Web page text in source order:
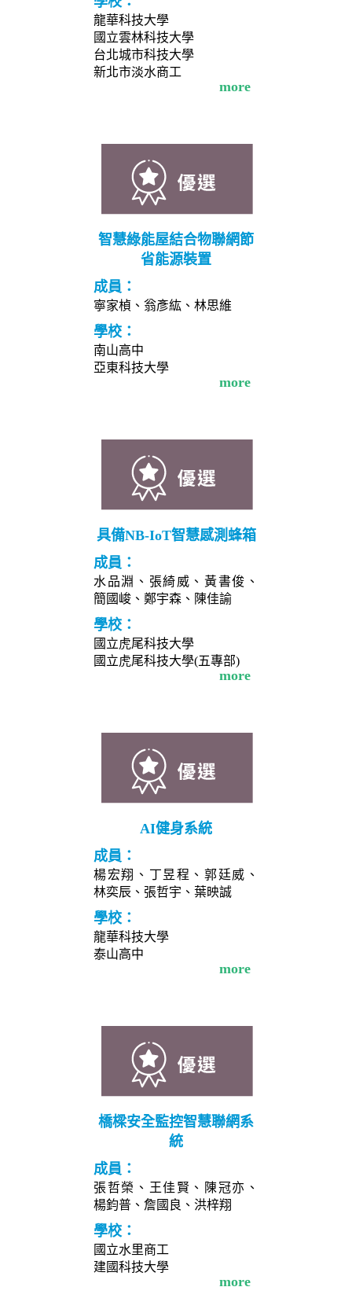
龍華科技大學
國立雲林科技大學
台北城市科技大學
新北市淡水商工
more
智慧綠能屋結合物聯網節
省能源裝置
成員：
寧家楨、翁彥紘、林思維
學校：
南山高中
亞東科技大學
more
具備NB-IoT智慧感測蜂箱
成員：
水品淵、張綺威、黃書俊、
簡國峻、鄭宇森、陳佳諭
學校：
國立虎尾科技大學
國立虎尾科技大學(五專部)
more
AI健身系統
成員：
楊宏翔、丁昱程、郭廷威、
林奕辰、張哲宇、葉映誠
學校：
龍華科技大學
泰山高中
more
橋樑安全監控智慧聯網系
統
成員：
張哲榮、王佳賢、陳冠亦、
楊鈞普、詹國良、洪梓翔
學校：
國立水里商工
建國科技大學
more